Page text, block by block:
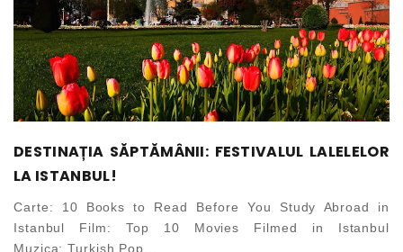
DESTINAȚIA SĂPTĂMÂNII: FESTIVALUL LALELELOR
LA ISTANBUL!
Carte: 10 Books to Read Before You Study Abroad in
Istanbul Film: Top 10 Movies Filmed in Istanbul
Muzica: Turkish Pop...